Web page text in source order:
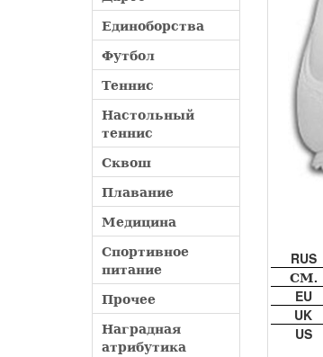
Единоборства
Футбол
Теннис
Настольный
теннис
Сквош
Плавание
Медицина
Спортивное
питание
Прочее
Наградная
атрибутика
RUS
СМ.
EU
UK
US